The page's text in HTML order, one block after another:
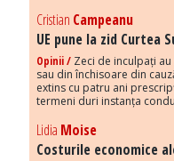
Cristian Campeanu
UE pune la zid Curtea
Opinii / Zeci de inculpați
sau din închisoare din
extins cu patru ani
termeni duri instanța
Lidia Moise
Costurile economice